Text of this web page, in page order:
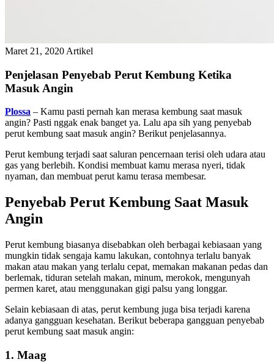
Maret 21, 2020 Artikel
Penjelasan Penyebab Perut Kembung Ketika
Masuk Angin
Plossa – Kamu pasti pernah kan merasa kembung saat masuk
angin? Pasti nggak enak banget ya. Lalu apa sih yang penyebab
perut kembung saat masuk angin? Berikut penjelasannya.
Perut kembung terjadi saat saluran pencernaan terisi oleh udara atau
gas yang berlebih. Kondisi membuat kamu merasa nyeri, tidak
nyaman, dan membuat perut kamu terasa membesar.
Penyebab Perut Kembung Saat Masuk
Angin
Perut kembung biasanya disebabkan oleh berbagai kebiasaan yang
mungkin tidak sengaja kamu lakukan, contohnya terlalu banyak
makan atau makan yang terlalu cepat, memakan makanan pedas dan
berlemak, tiduran setelah makan, minum, merokok, mengunyah
permen karet, atau menggunakan gigi palsu yang longgar.
Selain kebiasaan di atas, perut kembung juga bisa terjadi karena
adanya gangguan kesehatan. Berikut beberapa gangguan penyebab
perut kembung saat masuk angin:
1. Maag